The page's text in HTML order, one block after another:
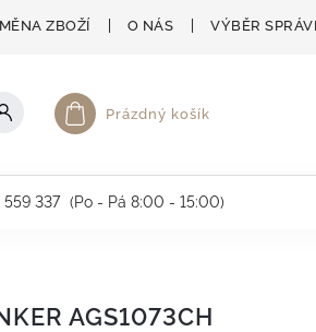
ZBOŽÍ O NÁS VÝBĚR
Nákupní košík
Prázdný košík
337 (Po - Pá 8:00 - 15:00)
AGS1073CH